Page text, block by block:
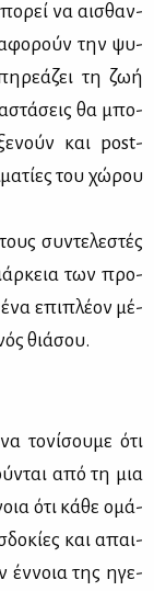
να αι­σθαν­
την ψυ­
τη ζωή
θα μπο­
και post-
του χώ­ρου
συ­ντε­λε­στές
των προ­
επι­πλέ­ον μέ­
θιά­σου.
το­νί­σου­με ότι
από τη μια
ότι κά­θε ομά­
και απαι­
έν­νοια της ηγε­